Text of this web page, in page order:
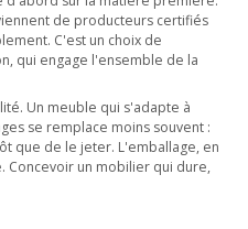
de producteurs certifiés
C'est un choix de
qui engage l'ensemble de la
Un meuble qui s'adapte à
se remplace moins souvent :
que de le jeter. L'emballage, en
Concevoir un mobilier qui dure,